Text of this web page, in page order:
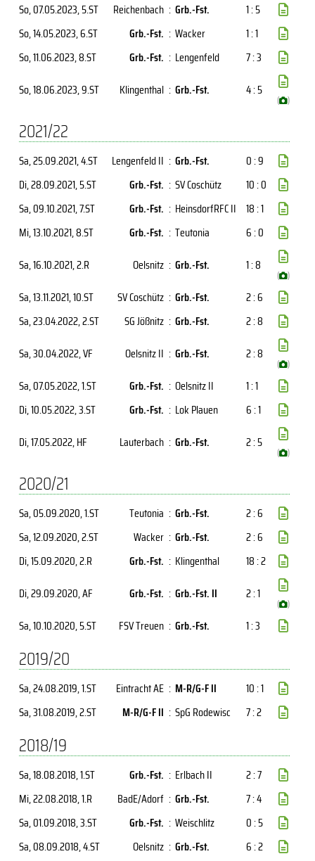
So, 07.05.2023, 5.ST Reichenbach : Grb.-Fst.
1 : 5
So, 14.05.2023, 6.ST Grb.-Fst. : Wacker
1 : 1
So, 11.06.2023, 8.ST Grb.-Fst. : Lengenfeld
7 : 3
So, 18.06.2023, 9.ST Klingenthal : Grb.-Fst. 4 : 5
( )
2021/22
Sa, 25.09.2021, 4.ST Lengenfeld II : Grb.-Fst.
0 : 9
Di, 28.09.2021, 5.ST Grb.-Fst. : SV Coschütz
10 : 0
Sa, 09.10.2021, 7.ST Grb.-Fst. : HeinsdorfRFC II 18 : 1
Mi, 13.10.2021, 8.ST Grb.-Fst. : Teutonia
6 : 0
Sa, 16.10.2021, 2.R Oelsnitz : Grb.-Fst. 1 : 8
( )
Sa, 13.11.2021, 10.ST SV Coschütz : Grb.-Fst.
2 : 6
Sa, 23.04.2022, 2.ST SG Jößnitz : Grb.-Fst.
2 : 8
Sa, 30.04.2022, VF Oelsnitz II : Grb.-Fst. 2 : 8
( )
Sa, 07.05.2022, 1.ST Grb.-Fst. : Oelsnitz II
1 : 1
Di, 10.05.2022, 3.ST Grb.-Fst. : Lok Plauen
6 : 1
Di, 17.05.2022, HF Lauterbach : Grb.-Fst. 2 : 5
( )
2020/21
Sa, 05.09.2020, 1.ST Teutonia : Grb.-Fst.
2 : 6
Sa, 12.09.2020, 2.ST Wacker : Grb.-Fst.
2 : 6
Di, 15.09.2020, 2.R Grb.-Fst. : Klingenthal
18 : 2
Di, 29.09.2020, AF Grb.-Fst. : Grb.-Fst. II 2 : 1
( )
Sa, 10.10.2020, 5.ST FSV Treuen : Grb.-Fst. 1 : 3
2019/20
Sa, 24.08.2019, 1.ST Eintracht AE : M-R/G-F II
10 : 1
Sa, 31.08.2019, 2.ST M-R/G-F II : SpG Rodewisc 7 : 2
2018/19
Sa, 18.08.2018, 1.ST Grb.-Fst. : Erlbach II
2 : 7
Mi, 22.08.2018, 1.R BadE/Adorf : Grb.-Fst.
7 : 4
Sa, 01.09.2018, 3.ST Grb.-Fst. : Weischlitz
0 : 5
Sa, 08.09.2018, 4.ST Oelsnitz : Grb.-Fst.
6 : 2